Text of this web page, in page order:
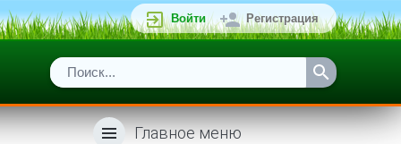
Войти Регистрация
Главное меню